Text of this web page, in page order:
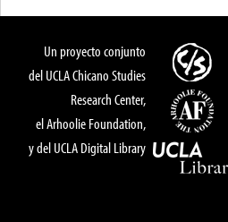
Un proyecto conjunto
del UCLA Chicano Studies
Research Center,
el Arhoolie Foundation,
y del UCLA Digital Library